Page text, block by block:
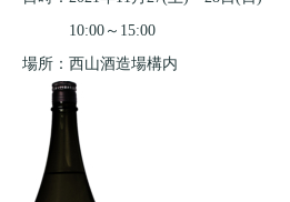
10:00～15:00
場所：西山酒造場構内